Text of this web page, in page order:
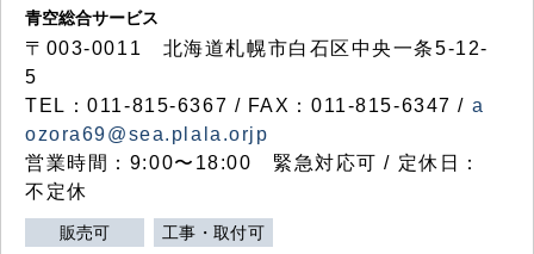
青空総合サービス
〒003-0011 北海道札幌市白石区中央一条5-12-
5
TEL：011-815-6367 / FAX：011-815-6347 / a
ozora69@sea.plala.orjp
営業時間：9:00〜18:00 緊急対応可 / 定休日：
不定休
販売可 工事・取付可